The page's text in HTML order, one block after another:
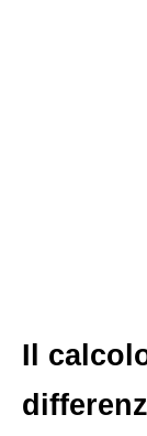
Il